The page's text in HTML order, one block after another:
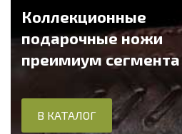
Коллекционные
подарочные ножи
преимиум сегмента
В КАТАЛОГ